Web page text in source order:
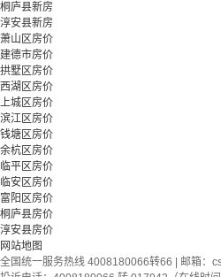
桐庐县新房
淳安县新房
萧山区房价
建德市房价
拱墅区房价
西湖区房价
上城区房价
滨江区房价
钱塘区房价
余杭区房价
临平区房价
临安区房价
富阳区房价
桐庐县房价
淳安县房价
网站地图
全国统一服务热线 4008180066转66 | 邮箱：